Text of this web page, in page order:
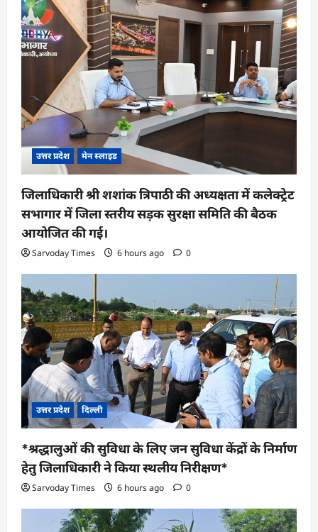
उत्तर प्रदेश मेन स्लाइड
जिलाधिकारी श्री शशांक त्रिपाठी की अध्यक्षता में कलेक्ट्रेट
सभागार में जिला स्तरीय सड़क सुरक्षा समिति की बैठक
आयोजित की गई।
Sarvoday Times 6 hours ago 0
उत्तर प्रदेश दिल्ली
*श्रद्धालुओं की सुविधा के लिए जन सुविधा केंद्रों के निर्माण
हेतु जिलाधिकारी ने किया स्थलीय निरीक्षण*
Sarvoday Times 6 hours ago 0